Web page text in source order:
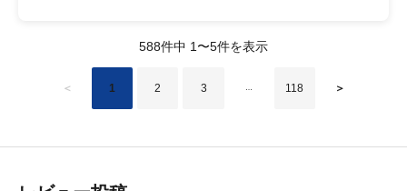
588件中 1〜5件を表示
＜ 1 2 3 … 118 ＞